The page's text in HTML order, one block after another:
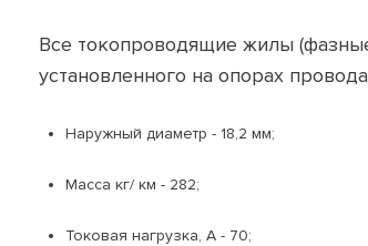
Все токопроводящие жилы
установленного на опорах
Наружный диаметр - 18,2 мм;
Масса кг/ км - 282;
Токовая нагрузка, А - 70;